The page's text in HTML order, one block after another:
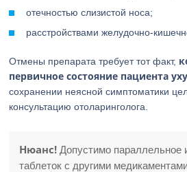
отечностью слизистой носа;
расстройствами желудочно-
Отмены препарата требует тот факт,
первичное состояние пациента
сохранении неясной симптоматики
консультацию отоларинголога.
Нюанс! Допустимо параллельное
таблеток с другими